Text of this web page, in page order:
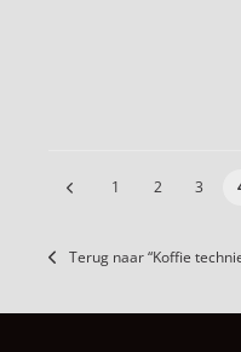
1 2 3
Terug naar “Koffie